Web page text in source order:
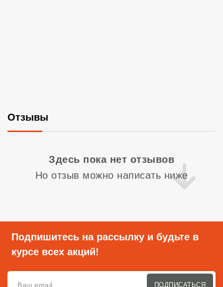
Отзывы
Здесь пока нет отзывов
Но отзыв можно написать ниже
Подпишитесь на рассылку и будьте в
курсе всех акций!
ПОДПИСАТЬСЯ